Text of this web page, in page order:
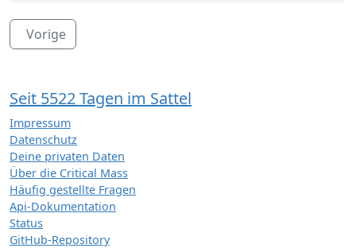
Vorige
Seit 5522 Tagen im Sattel
Impressum
Datenschutz
Deine privaten Daten
Über die Critical Mass
Häufig gestellte Fragen
Api-Dokumentation
Status
GitHub-Repository